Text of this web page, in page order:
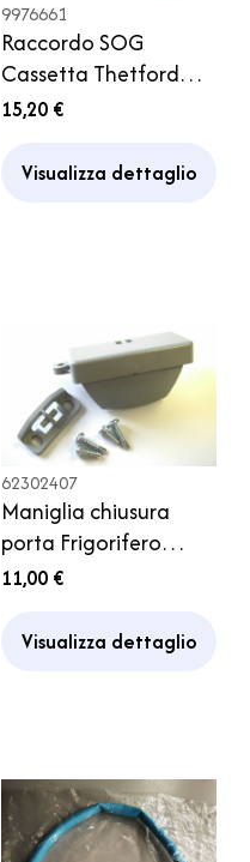
9976661
Raccordo SOG
Cassetta Thetford
Supplementare
15,20 €
Visualizza dettaglio
62302407
Maniglia chiusura
porta Frigorifero
Thetford Frigor
11,00 €
Visualizza dettaglio